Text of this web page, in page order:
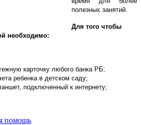
полезных занятий.
Для того чтобы
необходимо:
карточку любого банка РБ;
ребенка в детском саду;
подключенный к интернету;
помощь